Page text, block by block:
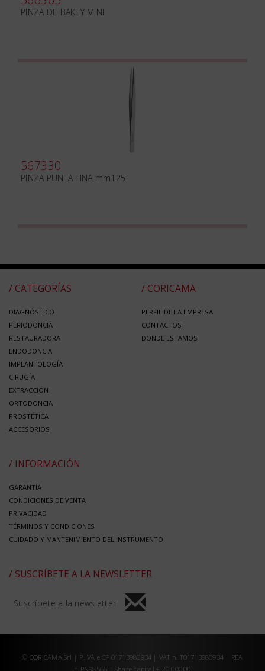
PINZA DE BAKEY MINI
567330
PINZA PUNTA FINA mm125
/ CATEGORÍAS
DIAGNÓSTICO
PERIODONCIA
RESTAURADORA
ENDODONCIA
IMPLANTOLOGÍA
CIRUGÍA
EXTRACCIÓN
ORTODONCIA
PROSTÉTICA
ACCESORIOS
/ CORICAMA
PERFIL DE LA EMPRESA
CONTACTOS
DONDE ESTAMOS
/ INFORMACIÓN
GARANTÍA
CONDICIONES DE VENTA
PRIVACIDAD
TÉRMINOS Y CONDICIONES
CUIDADO Y MANTENIMIENTO DEL INSTRUMENTO
/ SUSCRÍBETE A LA NEWSLETTER
Suscríbete a la newsletter
© CORICAMA Srl | P.IVA e CF 01713980934 | VAT n.IT01713980934 | REA
n.PN98566 | Share capital € 20.000,00